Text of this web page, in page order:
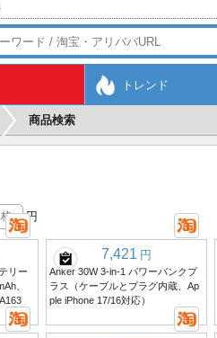
トレンド
商品検索
円
リー
、
7,421 円
Anker 30W 3-in-1 パワーバンクプ
ラス（ケーブルとプラグ内蔵、Ap
ple iPhone 17/16対応）